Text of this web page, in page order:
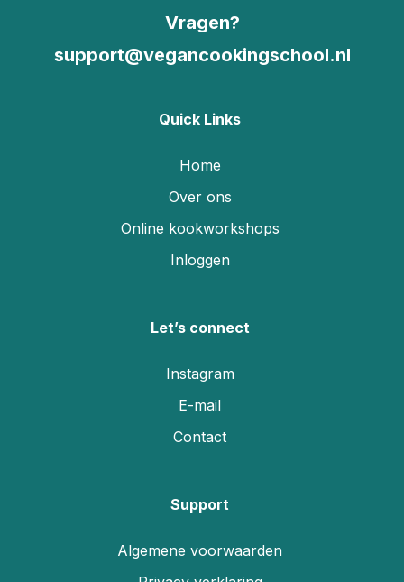
Vragen?
support@vegancookingschool.nl
Quick Links
Home
Over ons
Online kookworkshops
Inloggen
Let’s connect
Instagram
E-mail
Contact
Support
Algemene voorwaarden